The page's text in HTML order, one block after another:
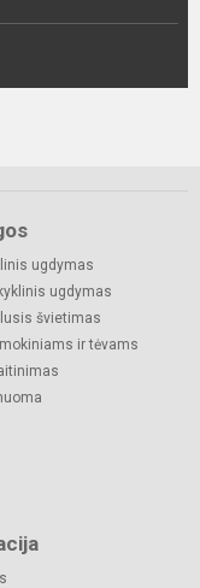
ugdymas
ugdymas
švietimas
ir tėvams